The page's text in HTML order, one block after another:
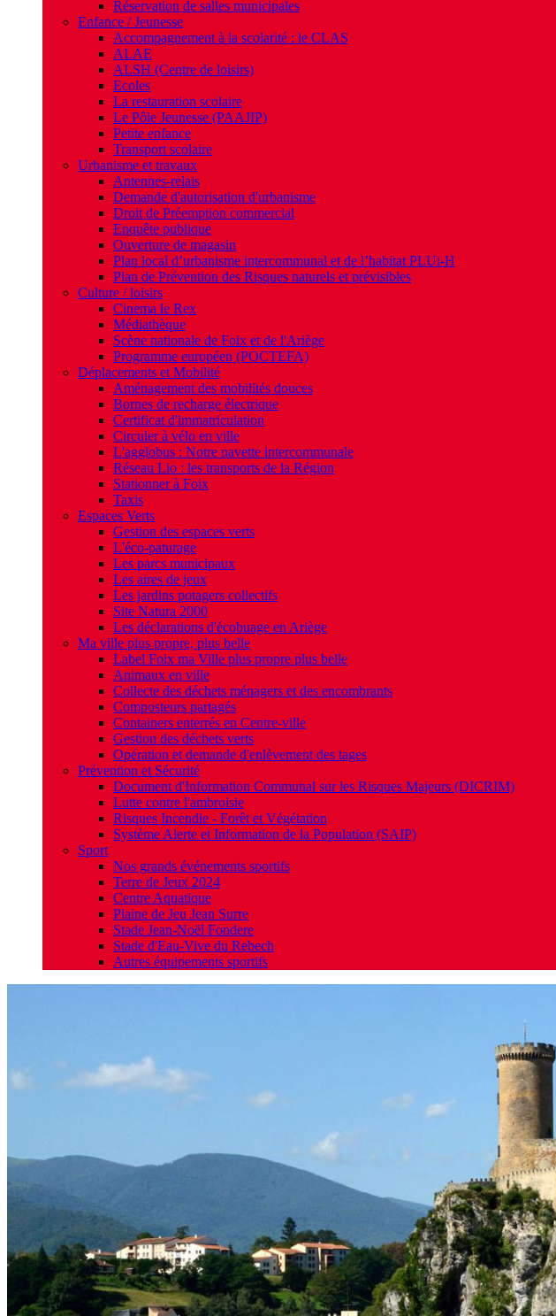
Réservation de salles municipales
Enfance / Jeunesse
Accompagnement à la scolarité : le CLAS
ALAE
ALSH (Centre de loisirs)
Ecoles
La restauration scolaire
Le Pôle Jeunesse (PAAJIP)
Petite enfance
Transport scolaire
Urbanisme et travaux
Antennes-relais
Demande d'autorisation d'urbanisme
Droit de Préemption commercial
Enquête publique
Ouverture de magasin
Plan local d’urbanisme intercommunal et de l’habitat PLUi-H
Plan de Prévention des Risques naturels et prévisibles
Culture / loisirs
Cinema le Rex
Médiathèque
Scène nationale de Foix et de l'Ariège
Programme européen (POCTEFA)
Déplacements et Mobilité
Aménagement des mobilités douces
Bornes de recharge électrique
Certificat d'immatriculation
Circuler à vélo en ville
L'agglobus : Notre navette intercommunale
Réseau Lio : les transports de la Région
Stationner à Foix
Taxis
Espaces Verts
Gestion des espaces verts
L'éco-paturage
Les parcs municipaux
Les aires de jeux
Les jardins potagers collectifs
Site Natura 2000
Les déclarations d'écobuage en Ariège
Ma ville plus propre, plus belle
Label Foix ma Ville plus propre plus belle
Animaux en ville
Collecte des déchets ménagers et des encombrants
Composteurs partagés
Containers enterrés en Centre-ville
Gestion des déchets verts
Opération et demande d'enlèvement des tages
Prévention et Sécurité
Document d'Information Communal sur les Risques Majeurs (DICRIM)
Lutte contre l'ambroisie
Risques Incendie - Forêt et Végétation
Système Alerte et Information de la Population (SAIP)
Sport
Nos grands événements sportifs
Terre de Jeux 2024
Centre Aquatique
Plaine de Jeu Jean Surre
Stade Jean-Noël Fondere
Stade d'Eau-Vive du Rebech
Autres équipements sportifs